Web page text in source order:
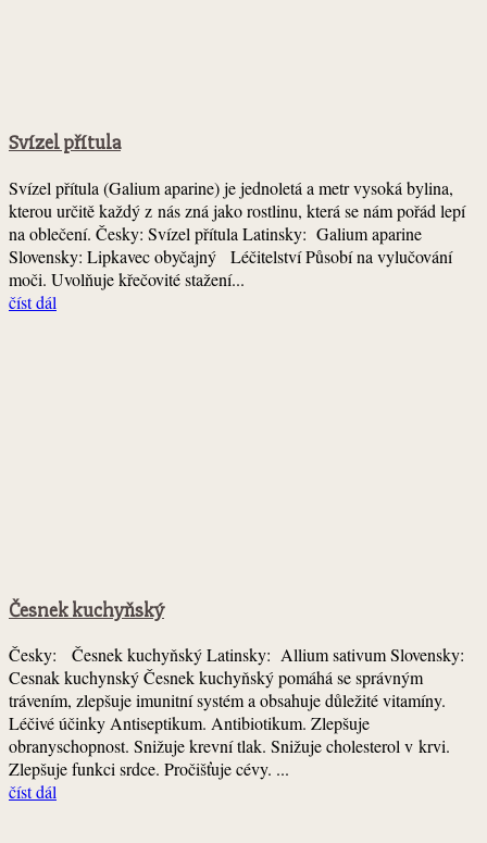
Svízel přítula
Svízel přítula (Galium aparine) je jednoletá a metr vysoká bylina,
kterou určitě každý z nás zná jako rostlinu, která se nám pořád lepí
na oblečení. Česky: Svízel přítula Latinsky: Galium aparine
Slovensky: Lipkavec obyčajný Léčitelství Působí na vylučování
moči. Uvolňuje křečovité stažení...
číst dál
Česnek kuchyňský
Česky: Česnek kuchyňský Latinsky: Allium sativum Slovensky:
Cesnak kuchynský Česnek kuchyňský pomáhá se správným
trávením, zlepšuje imunitní systém a obsahuje důležité vitamíny.
Léčivé účinky Antiseptikum. Antibiotikum. Zlepšuje
obranyschopnost. Snižuje krevní tlak. Snižuje cholesterol v krvi.
Zlepšuje funkci srdce. Pročišťuje cévy. ...
číst dál